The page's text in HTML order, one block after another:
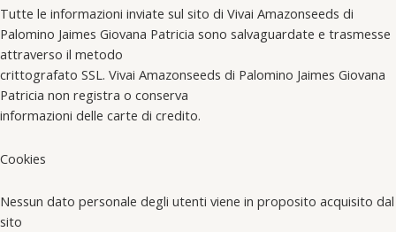
Tutte le informazioni inviate sul sito di Vivai Amazonseeds di
Palomino Jaimes Giovana Patricia sono salvaguardate e trasmesse
attraverso il metodo
crittografato SSL. Vivai Amazonseeds di Palomino Jaimes Giovana
Patricia non registra o conserva
informazioni delle carte di credito.
Cookies
Nessun dato personale degli utenti viene in proposito acquisito dal
sito